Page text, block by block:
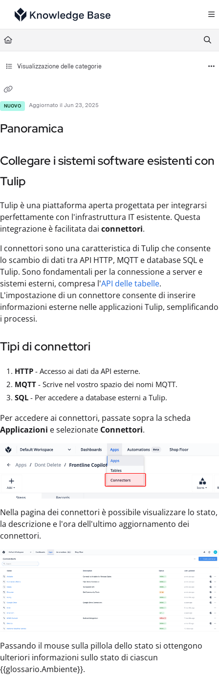
Documentation Index
Fetch the complete documentation index at:
Use this file to discover all available pages before exploring further.
Visualizzazione delle categorie
NUOVO Aggiornato il Jun 23, 2025
Panoramica
Collegare i sistemi software esistenti con
Tulip
Tulip è una piattaforma aperta progettata per integrarsi
perfettamente con l'infrastruttura IT esistente. Questa
integrazione è facilitata dai connettori.
I connettori sono una caratteristica di Tulip che consente
lo scambio di dati tra API HTTP, MQTT e database SQL e
Tulip. Sono fondamentali per la connessione a server e
sistemi esterni, compresa l'API delle tabelle.
L'impostazione di un connettore consente di inserire
informazioni esterne nelle applicazioni Tulip, semplificando
i processi.
Tipi di connettori
HTTP - Accesso ai dati da API esterne.
MQTT - Scrive nel vostro spazio dei nomi MQTT.
SQL - Per accedere a database esterni a Tulip.
Per accedere ai connettori, passate sopra la scheda
Applicazioni e selezionate Connettori.
Nella pagina dei connettori è possibile visualizzare lo stato,
la descrizione e l'ora dell'ultimo aggiornamento dei
connettori.
Passando il mouse sulla pillola dello stato si ottengono
ulteriori informazioni sullo stato di ciascun
{{glossario.Ambiente}}.